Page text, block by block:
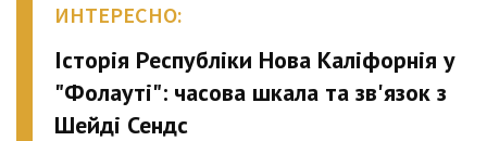
ИНТЕРЕСНО:
Історія Республіки Нова Каліфорнія у
"Фолауті": часова шкала та зв'язок з
Шейді Сендс